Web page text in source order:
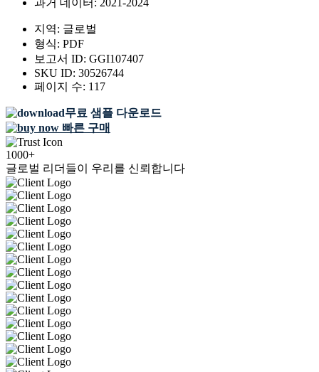
과거 데이터: 2021-2024
지역: 글로벌
형식: PDF
보고서 ID: GGI107407
SKU ID: 30526744
페이지 수: 117
무료 샘플 다운로드
빠른 구매
1000+
글로벌 리더들이 우리를 신뢰합니다